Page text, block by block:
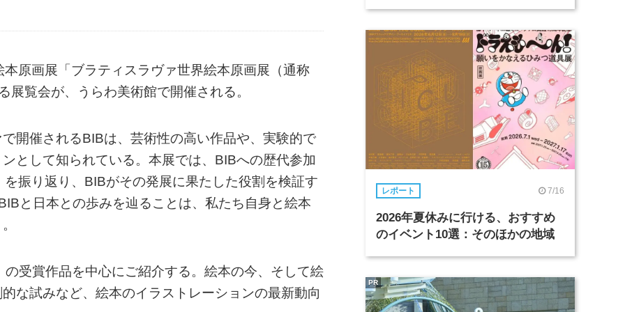
原画展「ブラティスラヴァ世界絵本原画展（通称
覧会が、うらわ美術館で開催される。
開催されるBIBは、芸術性の高い作品や、実験的で
として知られている。本展では、BIBへの歴代参加
振り返り、BIBがその発展に果たした役割を検証す
と日本との歩みを辿ることは、私たち自身と絵本
受賞作品を中心にご紹介する。絵本の今、そして絵
な試みなど、絵本のイラストレーションの最新動向
レポート 7/16
2026年夏休みに行ける、おすすめ
のイベント10選：そのほかの地域
PR